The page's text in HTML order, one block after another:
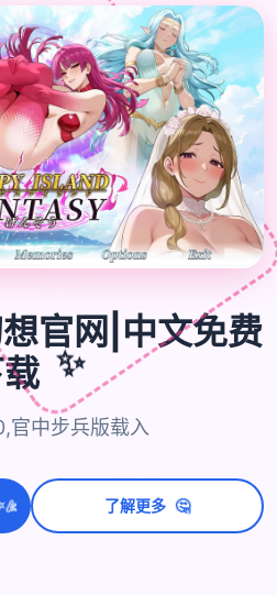
官网|中文免费
✨
官中步兵版载入
💫 了解更多 🤔